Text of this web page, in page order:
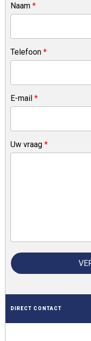
Naam *
Telefoon *
E-mail *
Uw vraag *
DIRECT CONTACT